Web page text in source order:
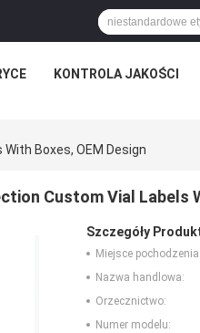
KONTROLA JAKOŚCI
Boxes, OEM Design
Custom Vial Labels
Szczegóły
Miejsce pochodzenia:
Nazwa handlowa:
Orzecznictwo:
Numer modelu: